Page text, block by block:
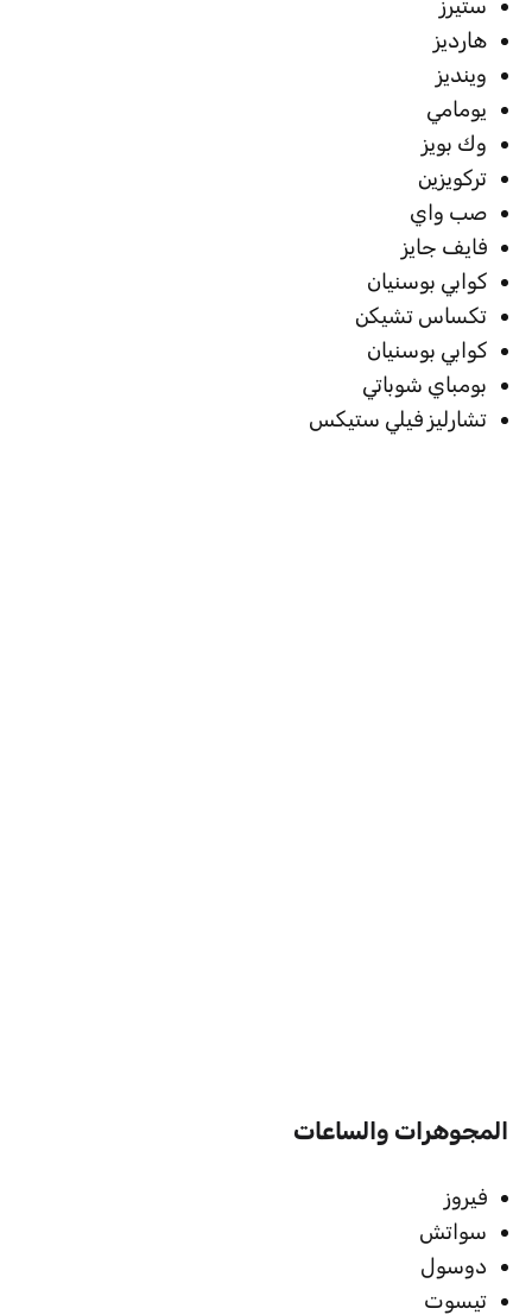
ستيرز
هارديز
وينديز
يومامي
وك بويز
تركويزين
صب واي
فايف جايز
كوابي بوسنيان
تكساس تشيكن
كوابي بوسنيان
بومباي شوباتي
تشارليز فيلي ستيكس
المجوهرات والساعات
فيروز
سواتش
دوسول
تيسوت